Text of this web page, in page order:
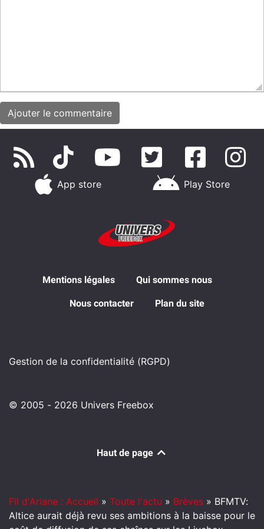
App store Play Store
Mentions légales Qui sommes nous
Nous contacter Plan du site
Gestion de la confidentialité (RGPD)
© 2005 - 2026 Univers Freebox
Haut de page
Fil d'Ariane : Accueil » Toute l'actu » Brèves » BFMTV:
Altice aurait déjà revu ses ambitions à la baisse pour le